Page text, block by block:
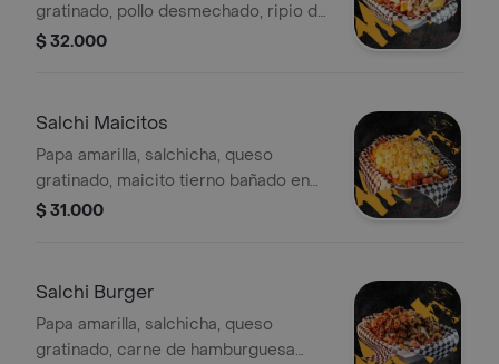
gratinado, pollo desmechado, ripio de
papa y salsas caseras.
$ 32.000
Salchi Maicitos
Papa amarilla, salchicha, queso
gratinado, maicito tierno bañado en
salsa chowy, ripio de papa y salsas
$ 31.000
Salchi Burger
Papa amarilla, salchicha, queso
gratinado, carne de hamburguesa